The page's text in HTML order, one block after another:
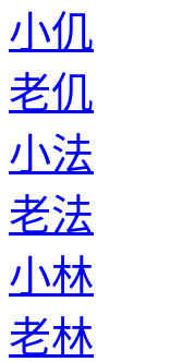
小仉
老仉
小法
老法
小林
老林